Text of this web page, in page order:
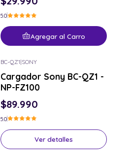
5.0
Agregar al Carro
BC-QZ1|SONY
Cargador Sony BC-QZ1 -
NP-FZ100
$89.990
5.0
Ver detalles